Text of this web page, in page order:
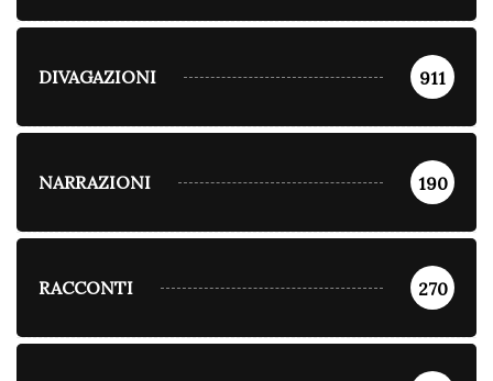
DIVAGAZIONI 911
NARRAZIONI 190
RACCONTI 270